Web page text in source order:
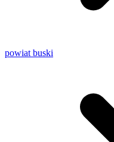
powiat buski